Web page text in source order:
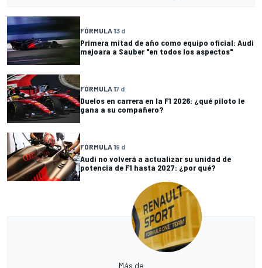
FÓRMULA 13 d
Primera mitad de año como equipo oficial: Audi
mejoara a Sauber "en todos los aspectos"
FÓRMULA 17 d
Duelos en carrera en la F1 2026: ¿qué piloto le
gana a su compañero?
FÓRMULA 19 d
Audi no volverá a actualizar su unidad de
potencia de F1 hasta 2027: ¿por qué?
Más de